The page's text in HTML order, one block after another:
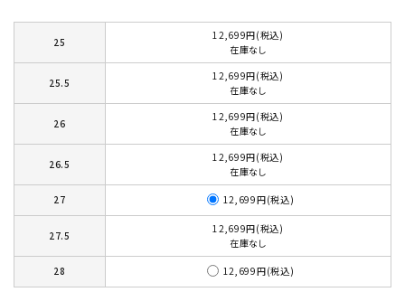
25
12,699円(税込)
在庫なし
25.5
12,699円(税込)
在庫なし
26
12,699円(税込)
在庫なし
26.5
12,699円(税込)
在庫なし
27 12,699円(税込)
27.5
12,699円(税込)
在庫なし
28 12,699円(税込)